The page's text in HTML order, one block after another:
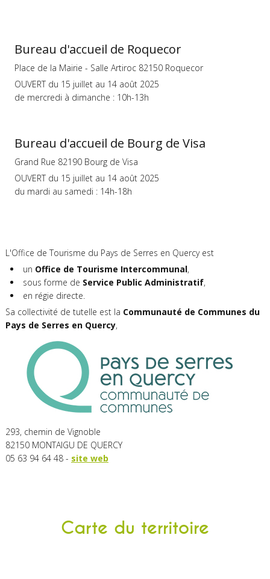
Bureau d'accueil de Roquecor
Place de la Mairie - Salle Artiroc 82150 Roquecor
OUVERT du 15 juillet au 14 août 2025
de mercredi à dimanche : 10h-13h
Bureau d'accueil de Bourg de Visa
Grand Rue 82190 Bourg de Visa
OUVERT du 15 juillet au 14 août 2025
du mardi au samedi : 14h-18h
L'Office de Tourisme du Pays de Serres en Quercy est
un Office de Tourisme Intercommunal,
sous forme de Service Public Administratif,
en régie directe.
Sa collectivité de tutelle est la Communauté de Communes du
Pays de Serres en Quercy,
293, chemin de Vignoble
82150 MONTAIGU DE QUERCY
05 63 94 64 48 - site web
Carte du territoire